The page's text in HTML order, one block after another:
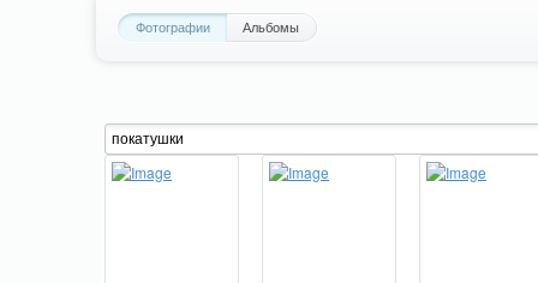
Вопрос-ответ Байки События
Фотографии Альбомы